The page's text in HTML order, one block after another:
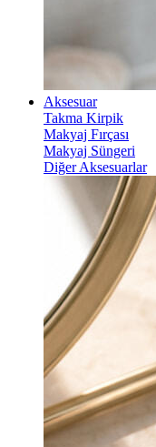
Aksesuar
Takma Kirpik
Makyaj Fırçası
Makyaj Süngeri
Diğer Aksesuarlar